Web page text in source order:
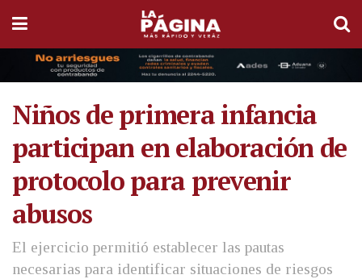
Niños de primera infancia
participan en elaboración de
protocolo para prevenir
abusos
El ejercicio permitió establecer las pautas
necesarias para identificar situaciones de riesgos